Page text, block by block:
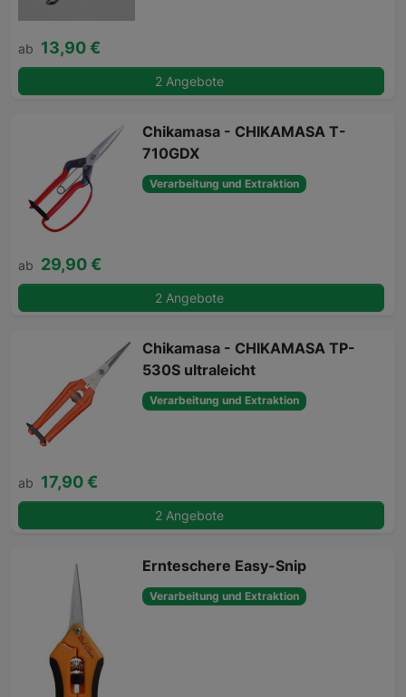
ab 13,90 €
2 Angebote
Chikamasa - CHIKAMASA T-
710GDX
Verarbeitung und Extraktion
ab 29,90 €
2 Angebote
Chikamasa - CHIKAMASA TP-
530S ultraleicht
Verarbeitung und Extraktion
ab 17,90 €
2 Angebote
Ernteschere Easy-Snip
Verarbeitung und Extraktion